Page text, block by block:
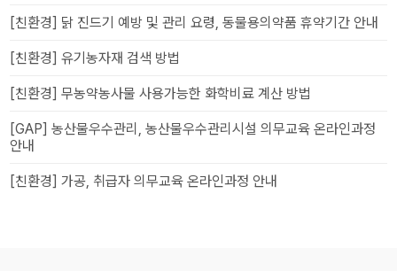
[친환경] 닭 진드기 예방 및 관리 요령, 동물용의약품 휴약기간 안내
[친환경] 유기농자재 검색 방법
[친환경] 무농약농사물 사용가능한 화학비료 계산 방법
[GAP] 농산물우수관리, 농산물우수관리시설 의무교육 온라인과정
안내
[친환경] 가공, 취급자 의무교육 온라인과정 안내